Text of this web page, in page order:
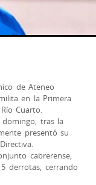
de Ateneo
en la Primera
Cuarto.
tras la
presentó su
cabrerense,
derrotas, cerrando